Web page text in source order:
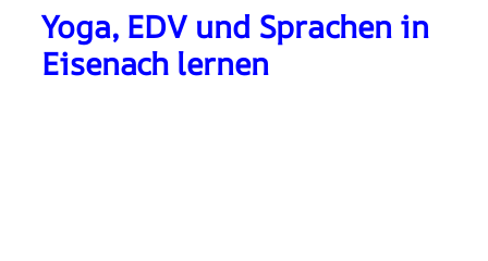
Yoga, EDV und Sprachen in
Eisenach lernen